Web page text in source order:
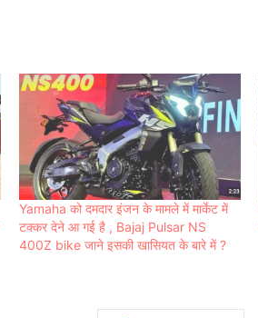
Yamaha को दमदार इंजन के मामले में मार्केट में
टक्कर देने आ गई है , Bajaj Pulsar NS
400Z bike जाने इसकी खासियत के बारे में ?